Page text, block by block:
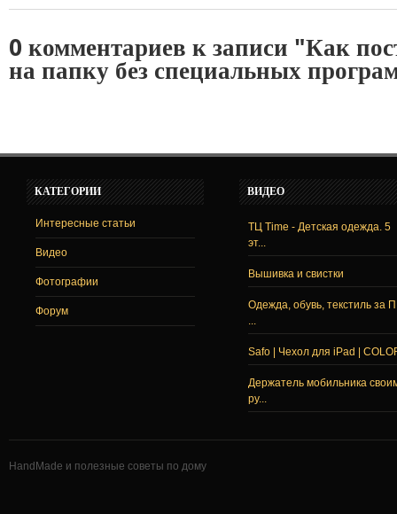
0 комментариев к записи "Как
на папку без специальных
КАТЕГОРИИ
Интересные статьи
Видео
Фотографии
Форум
ВИДЕО
ТЦ Time - Детская одежда. 5
эт...
Вышивка и свистки
Одежда, обувь, текстиль за
...
Safo | Чехол для iPad |
Держатель мобильника
ру...
HandMade и полезные советы по дому